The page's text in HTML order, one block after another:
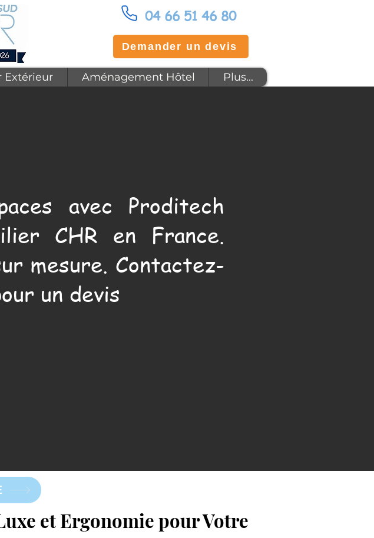
04 66 51 46 80
Demander un devis
Extérieur Aménagement Hôtel Plus...
avec Proditech
CHR en France.
mesure. Contactez-
un devis
et Ergonomie pour Votre